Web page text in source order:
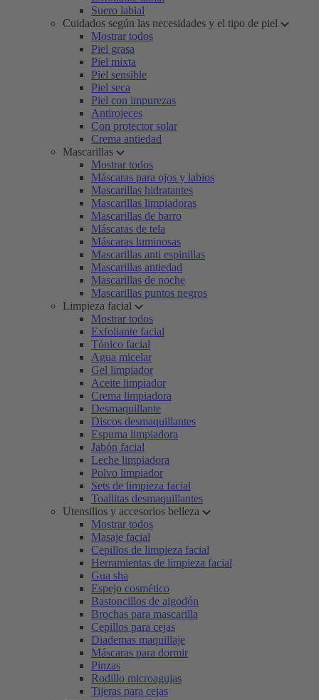
Suero labial
Cuidados según las necesidades y el tipo de piel
Mostrar todos
Piel grasa
Piel mixta
Piel sensible
Piel seca
Piel con impurezas
Antirojeces
Con protector solar
Crema antiedad
Mascarillas
Mostrar todos
Máscaras para ojos y labios
Mascarillas hidratantes
Mascarillas limpiadoras
Mascarillas de barro
Máscaras de tela
Máscaras luminosas
Mascarillas anti espinillas
Mascarillas antiedad
Mascarillas de noche
Mascarillas puntos negros
Limpieza facial
Mostrar todos
Exfoliante facial
Tónico facial
Agua micelar
Gel limpiador
Aceite limpiador
Crema limpiadora
Desmaquillante
Discos desmaquillantes
Espuma limpiadora
Jabón facial
Leche limpiadora
Polvo limpiador
Sets de limpieza facial
Toallitas desmaquillantes
Utensilios y accesorios belleza
Mostrar todos
Masaje facial
Cepillos de limpieza facial
Herramientas de limpieza facial
Gua sha
Espejo cosmético
Bastoncillos de algodón
Brochas para mascarilla
Cepillos para cejas
Diademas maquillaje
Máscaras para dormir
Pinzas
Rodillo microagujas
Tijeras para cejas